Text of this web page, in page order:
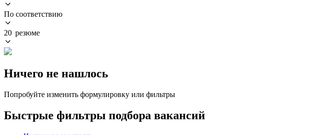
По соответствию
20 резюме
Ничего не нашлось
Попробуйте изменить формулировку или фильтры
Быстрые фильтры подбора вакансий